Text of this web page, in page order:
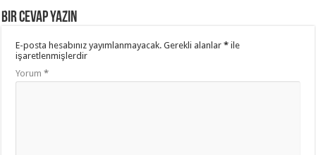
Bir cevap yazın
E-posta hesabınız yayımlanmayacak. Gerekli alanlar* ile
işaretlenmişlerdir
Yorum*